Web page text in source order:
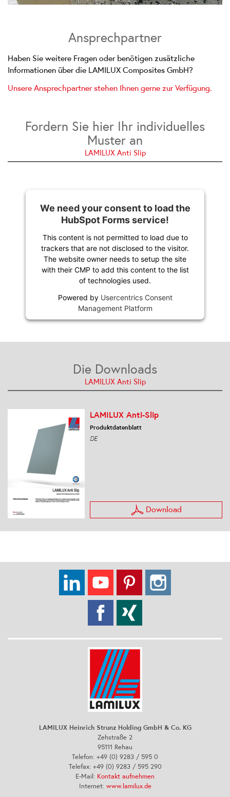
Ansprechpartner
Haben Sie weitere Fragen oder benötigen zusätzliche
Informationen über die LAMILUX Composites GmbH?
Unsere Ansprechpartner stehen Ihnen gerne zur Verfügung.
Fordern Sie hier Ihr individuelles
Muster an
LAMILUX Anti Slip
We need your consent to load the
HubSpot Forms service!
This content is not permitted to load due to
trackers that are not disclosed to the visitor.
The website owner needs to setup the site
with their CMP to add this content to the list
of technologies used.
Powered by Usercentrics Consent
Management Platform
Die Downloads
LAMILUX Anti Slip
LAMILUX Anti-Slip
Produktdatenblatt
DE
Download
LAMILUX Heinrich Strunz Holding GmbH & Co. KG
Zehstraße 2
95111 Rehau
Telefon: +49 (0) 9283 / 595 0
Telefax: +49 (0) 9283 / 595 290
E-Mail: Kontakt aufnehmen
Internet: www.lamilux.de